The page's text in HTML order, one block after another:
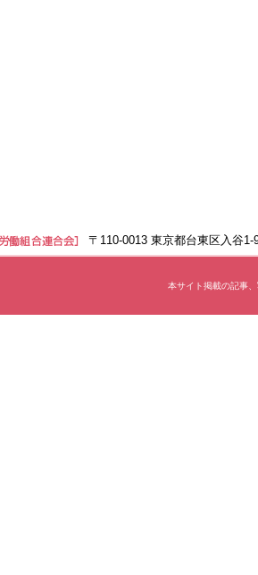
〒110-0013 東京都台東区入谷
本サイト掲載の記事